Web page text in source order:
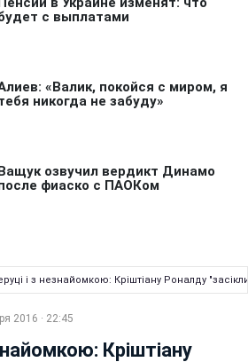
і з незнайомкою: Кріштіану Роналду
2016 · 22:45
Кріштіану